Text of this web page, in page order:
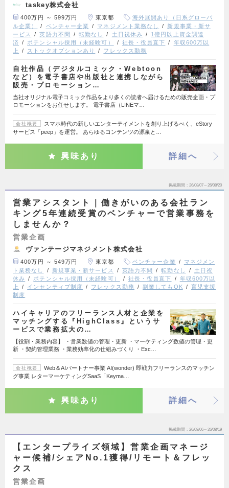
taskey株式会社
400万円 ～ 599万円 東京都
海外展開あり（日系グローバ
ル企業）
ベンチャー企業 マネジメント業務なし
新規事業・新サ
ービス
英語力不問 転勤なし 土日祝休み
1億円以上資金調達
済
ポテンシャル採用（未経験可） 社長・役員直下
年収600万以
上
ストックオプションあり フレックス勤務
自社作品（デジタルコミック・Webtoon
など）を電子書店や出版社と連携しながら
販売・プロモーション…
当社オリジナル電子コミック作品をより多くの読者へ届けるための販売企画・プ
ロモーションをお任せします。 電子書店（LINEマ…
会社概要
スマホ時代の新しいエンターテイメントを創り上げるべく、eStory
サービス「peep」を運営。 あらゆるコンテンツの源泉と…
興味あり 詳細へ
掲載期間 26/08/07～26/08/20
営業アシスタント｜働きがいのある会社ラン
キング5年連続受賞のベンチャーで営業事務を
しませんか？
営業企画
ヴァンテージマネジメント株式会社
400万円 ～ 549万円 東京都 ベンチャー企業
マネジメン
ト業務なし
新規事業・新サービス 英語力不問 転勤なし
土日祝
休み
ポテンシャル採用（未経験可） 社長・役員直下
年収600万以
上
インセンティブ制度 フレックス勤務 副業してもOK
育児支援
制度
ハイキャリアのフリーランス人材と企業を
マッチングする『HighClass』というサ
ービスで業務拡大の…
【役割・業務内容】 ・営業数値の管理・更新 ・マーケティング数値の管理・更
新 ・契約管理業務 ・業務効率化の仕組みづくり ・Exc…
会社概要
Web＆AIパートナー事業 AI(wonder) 即戦力フリーランスのマッチン
グ事業 レターマーケティングSaaS「Keyma…
興味あり 詳細へ
掲載期間 26/08/06～26/08/19
【エンタープライズ領域】営業企画マネージ
ャー候補/シェアNo.1獲得/リモート＆フレッ
クス
営業企画